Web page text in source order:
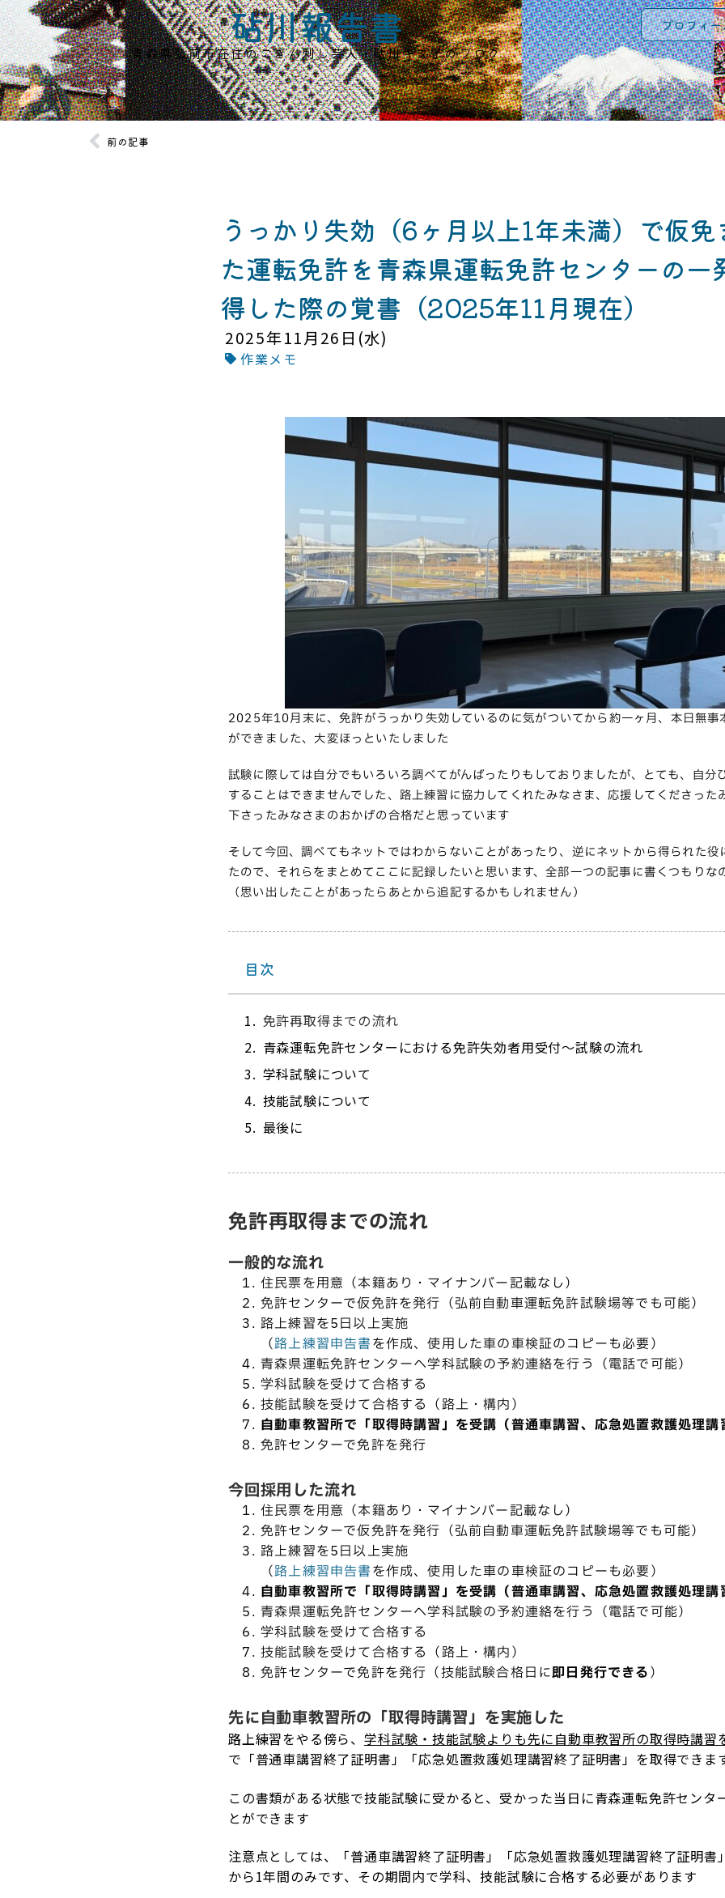
砧川報告書
青森県弘前市在住のこぎん刺し芸人・砧川キヌ子のブログ
プロフィー
前の記事
うっかり失効（6ヶ月以上1年未満）で仮
た運転免許を青森県運転免許センターの一
得した際の覚書（2025年11月現在）
2025年11月26日(水)
作業メモ
2025年10月末に、免許がうっかり失効しているのに気がついてから約一ヶ月、本日無事
ができました、大変ほっといたしました
試験に際しては自分でもいろいろ調べてがんばったりもしておりましたが、とても、自分
することはできませんでした、路上練習に協力してくれたみなさま、応援してくださった
下さったみなさまのおかげの合格だと思っています
そして今回、調べてもネットではわからないことがあったり、逆にネットから得られた
たので、それらをまとめてここに記録したいと思います、全部一つの記事に書くつもりな
（思い出したことがあったらあとから追記するかもしれません）
目次
免許再取得までの流れ
青森運転免許センターにおける免許失効者用受付～試験の流れ
学科試験について
技能試験について
最後に
免許再取得までの流れ
一般的な流れ
住民票を用意（本籍あり・マイナンバー記載なし）
免許センターで仮免許を発行（弘前自動車運転免許試験場等でも可能）
路上練習を5日以上実施
（路上練習申告書を作成、使用した車の車検証のコピーも必要）
青森県運転免許センターへ学科試験の予約連絡を行う（電話で可能）
学科試験を受けて合格する
技能試験を受けて合格する（路上・構内）
自動車教習所で「取得時講習」を受講（普通車講習、応急処置救護処理講
免許センターで免許を発行
今回採用した流れ
住民票を用意（本籍あり・マイナンバー記載なし）
免許センターで仮免許を発行（弘前自動車運転免許試験場等でも可能）
路上練習を5日以上実施
（路上練習申告書を作成、使用した車の車検証のコピーも必要）
自動車教習所で「取得時講習」を受講（普通車講習、応急処置救護処理講
青森県運転免許センターへ学科試験の予約連絡を行う（電話で可能）
学科試験を受けて合格する
技能試験を受けて合格する（路上・構内）
免許センターで免許を発行（技能試験合格日に即日発行できる）
先に自動車教習所の「取得時講習」を実施した
路上練習をやる傍ら、 学科試験・技能試験よりも先に自動車教習所の取得時講習
で「普通車講習終了証明書」「応急処置救護処理講習終了証明書」を取得できま
この書類がある状態で技能試験に受かると、受かった当日に青森運転免許センタ
とができます
注意点としては、「普通車講習終了証明書」「応急処置救護処理講習終了証明書
から1年間のみです、その期間内で学科、技能試験に合格する必要があります